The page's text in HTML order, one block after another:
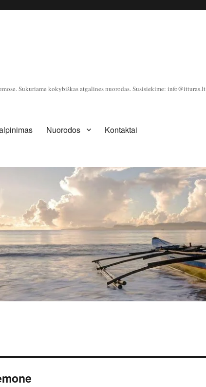
Sukuriame kokybiškas atgalines nuorodas. Susisiekime: info@itturas.lt
Nuorodos Kontaktai